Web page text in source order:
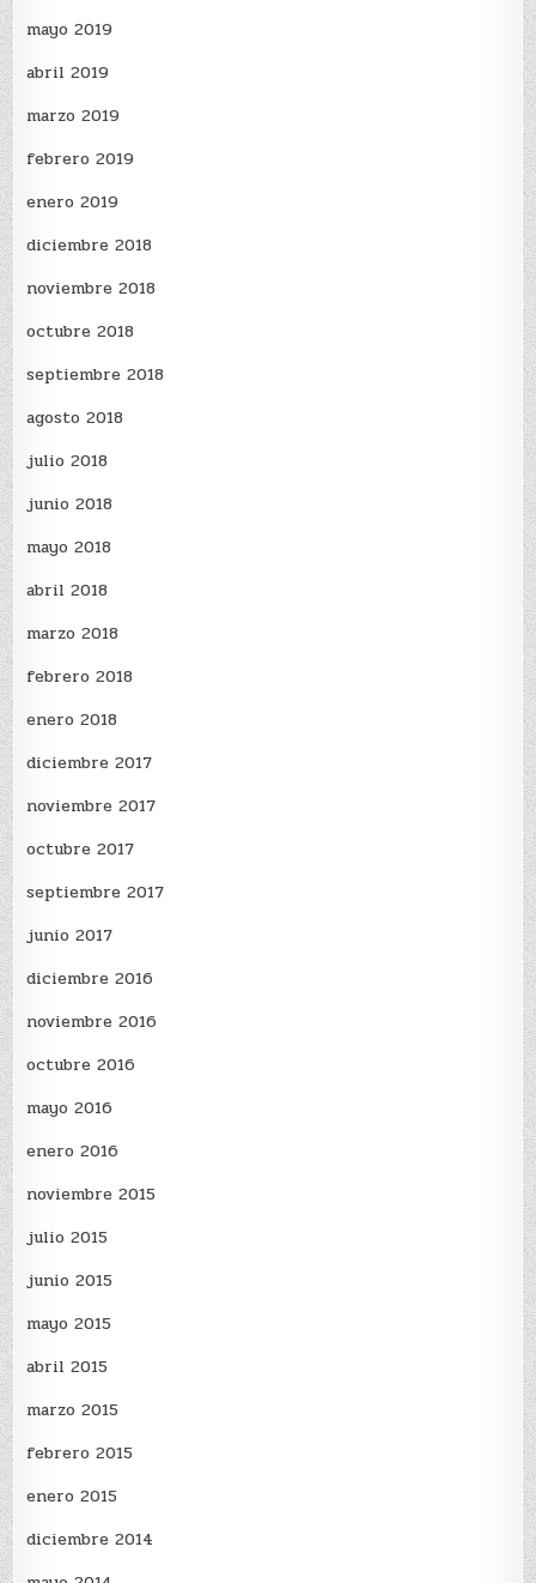
mayo 2019
abril 2019
marzo 2019
febrero 2019
enero 2019
diciembre 2018
noviembre 2018
octubre 2018
septiembre 2018
agosto 2018
julio 2018
junio 2018
mayo 2018
abril 2018
marzo 2018
febrero 2018
enero 2018
diciembre 2017
noviembre 2017
octubre 2017
septiembre 2017
junio 2017
diciembre 2016
noviembre 2016
octubre 2016
mayo 2016
enero 2016
noviembre 2015
julio 2015
junio 2015
mayo 2015
abril 2015
marzo 2015
febrero 2015
enero 2015
diciembre 2014